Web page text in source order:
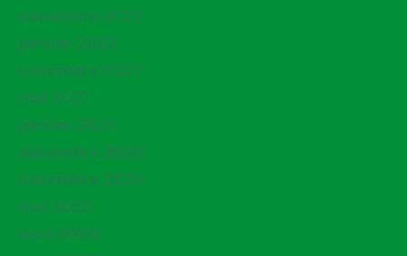
novembre 2022
janvier 2022
novembre 2021
mai 2021
janvier 2021
décembre 2020
novembre 2020
mai 2020
avril 2020